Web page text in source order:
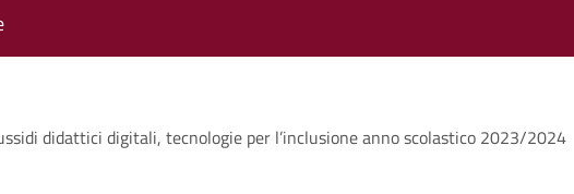
didattici digitali, tecnologie per l’inclusione anno scolastico 2023/2024